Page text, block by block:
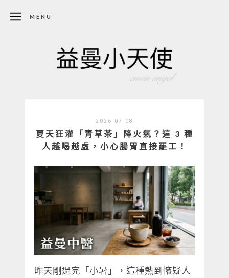
MENU
2026-07-08
夏天狂灌「青草茶」降火氣？這 3 種
人越喝越虛，小心腸胃直接罷工！
昨天剛過完「小暑」，這種熱到懷疑人